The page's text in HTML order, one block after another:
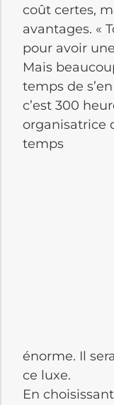
coût certes,
avantages. «
pour avoir
Mais
temps de
c’est 300
organisatrice
temps
énorme. Il
ce luxe.
En